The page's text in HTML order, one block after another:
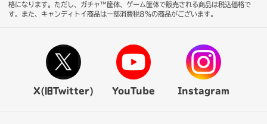
格になります。 ただし、ガチャ™筐体、ゲーム筐体で販売される商品は税込価格で
す。また、キャンディトイ商品は一部消費税8％の商品がございます。
X(旧Twitter) YouTube Instagram